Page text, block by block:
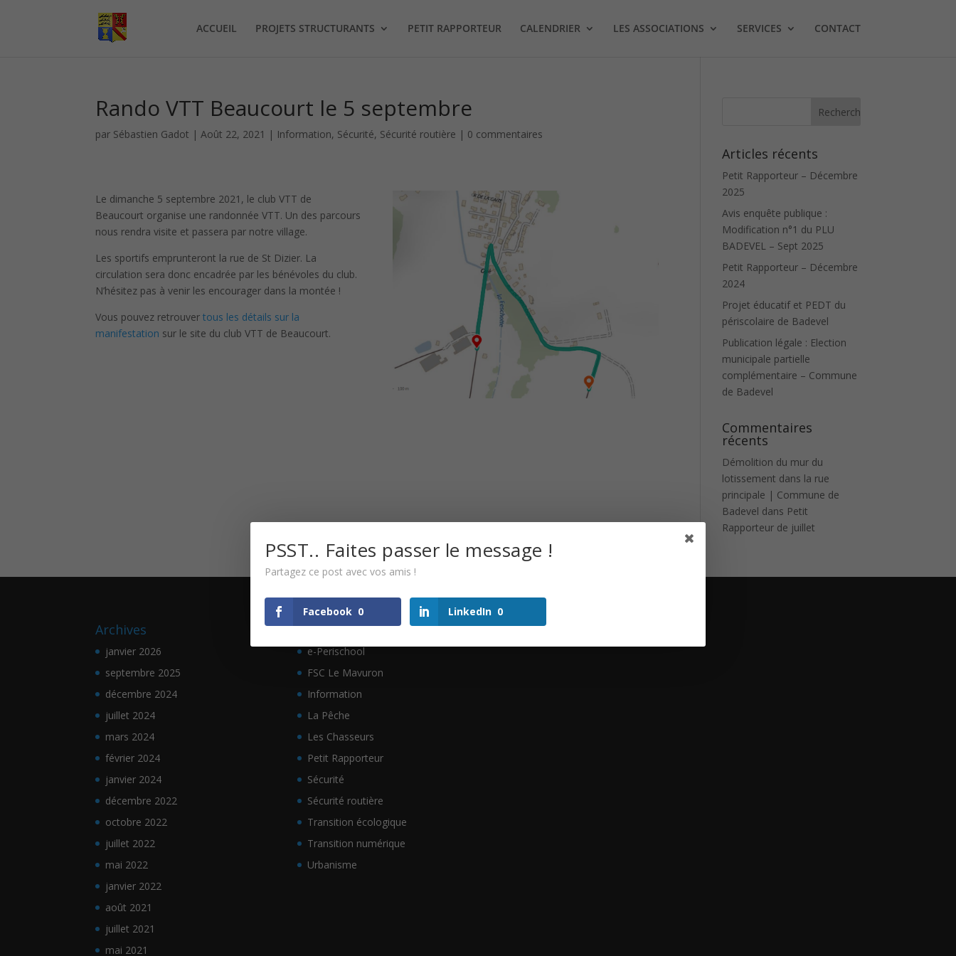
ACCUEIL PROJETS STRUCTURANTS PETIT RAPPORTEUR CALENDRIER LES ASSOCIATIONS SERVICES CONTACT
Rando VTT Beaucourt le 5 septembre
par Sébastien Gadot |Août 22, 2021 | Information, Sécurité, Sécurité routière | 0 commentaires
Le dimanche 5 septembre 2021, le club VTT de
Beaucourt organise une randonnée VTT. Un des parcours
nous rendra visite et passera par notre village.
Les sportifs emprunteront la rue de St Dizier. La
circulation sera donc encadrée par les bénévoles du club.
N’hésitez pas à venir les encourager dans la montée !
Vous pouvez retrouvertous les détails sur la
manifestation sur le site du club VTT de Beaucourt.
Facebook LinkedIn
Articles récents
Petit Rapporteur – Décembre
2025
Avis enquête publique :
Modification n°1 du PLU
BADEVEL – Sept 2025
Petit Rapporteur – Décembre
2024
Projet éducatif et PEDT du
périscolaire de Badevel
Publication légale : Election
municipale partielle
complémentaire – Commune
de Badevel
Commentaires
récents
Démolition du mur du
lotissement dans la rue
principale | Commune de
Badevel dans Petit
Rapporteur de juillet
Archives
janvier 2026
septembre 2025
décembre 2024
juillet 2024
mars 2024
février 2024
janvier 2024
décembre 2022
octobre 2022
juillet 2022
mai 2022
janvier 2022
août 2021
juillet 2021
mai 2021
Catégories
e-Perischool
FSC Le Mavuron
Information
La Pêche
Les Chasseurs
Petit Rapporteur
Sécurité
Sécurité routière
Transition écologique
Transition numérique
Urbanisme
PSST.. Faites passer le message !
Partagez ce post avec vos amis !
Facebook 0 LinkedIn 0